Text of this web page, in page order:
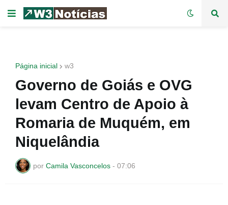
Página inicial w3
Governo de Goiás e OVG
levam Centro de Apoio à
Romaria de Muquém, em
Niquelândia
por Camila Vasconcelos - 07:06